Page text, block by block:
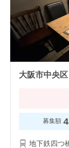
大阪市中央
募集額